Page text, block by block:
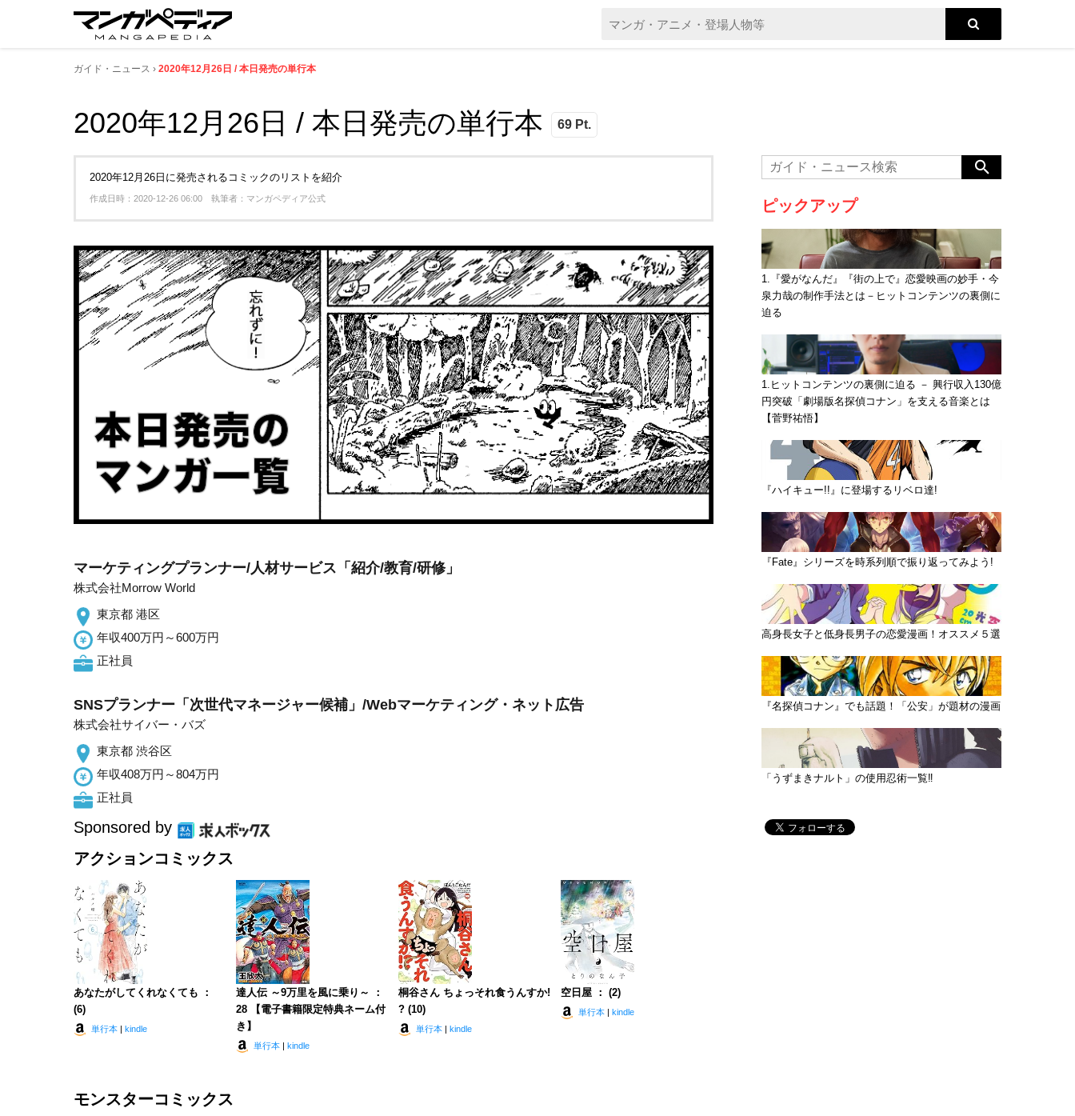
ガイド・ニュース 2020年12月26日 / 本日発売の単行本
2020年12月26日 / 本日発売の単行本 69 Pt.
2020年12月26日に発売されるコミックのリストを紹介
作成日時：2020-12-26 06:00 執筆者：マンガペディア公式
マーケティングプランナー/人材サービス「紹介/教育/研修」
株式会社Morrow World
東京都 港区
年収400万円～600万円
正社員
SNSプランナー「次世代マネージャー候補」/Webマーケティング・ネット広告
株式会社サイバー・バズ
東京都 渋谷区
年収408万円～804万円
正社員
Sponsored by
アクションコミックス
あなたがしてくれなくても ：
(6)
単行本 kindle
達人伝 ～9万里を風に乗り～ ：
28 【電子書籍限定特典ネーム付
き】
単行本 kindle
桐谷さん ちょっそれ食うんすか!
? (10)
単行本 kindle
空日屋 ： (2)
単行本 kindle
モンスターコミックス
ピックアップ
1.『愛がなんだ』『街の上で』恋愛映画の妙手・今
泉力哉の制作手法とは－ヒットコンテンツの裏側に
迫る
1.ヒットコンテンツの裏側に迫る － 興行収入130億
円突破「劇場版名探偵コナン」を支える音楽とは
【菅野祐悟】
『ハイキュー!!』に登場するリベロ達!
『Fate』シリーズを時系列順で振り返ってみよう!
高身長女子と低身長男子の恋愛漫画！オススメ５選
『名探偵コナン』でも話題！「公安」が題材の漫画
「うずまきナルト」の使用忍術一覧‼